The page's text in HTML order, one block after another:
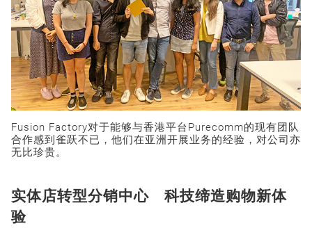
Fusion Factory对于能够与香港平台Purecomm的现有团队
合作感到雀跃不已，他们在亚洲开展业务的经验，对公司亦
无比珍贵。
实体店转型分销中心 科技缔造购物新体
验